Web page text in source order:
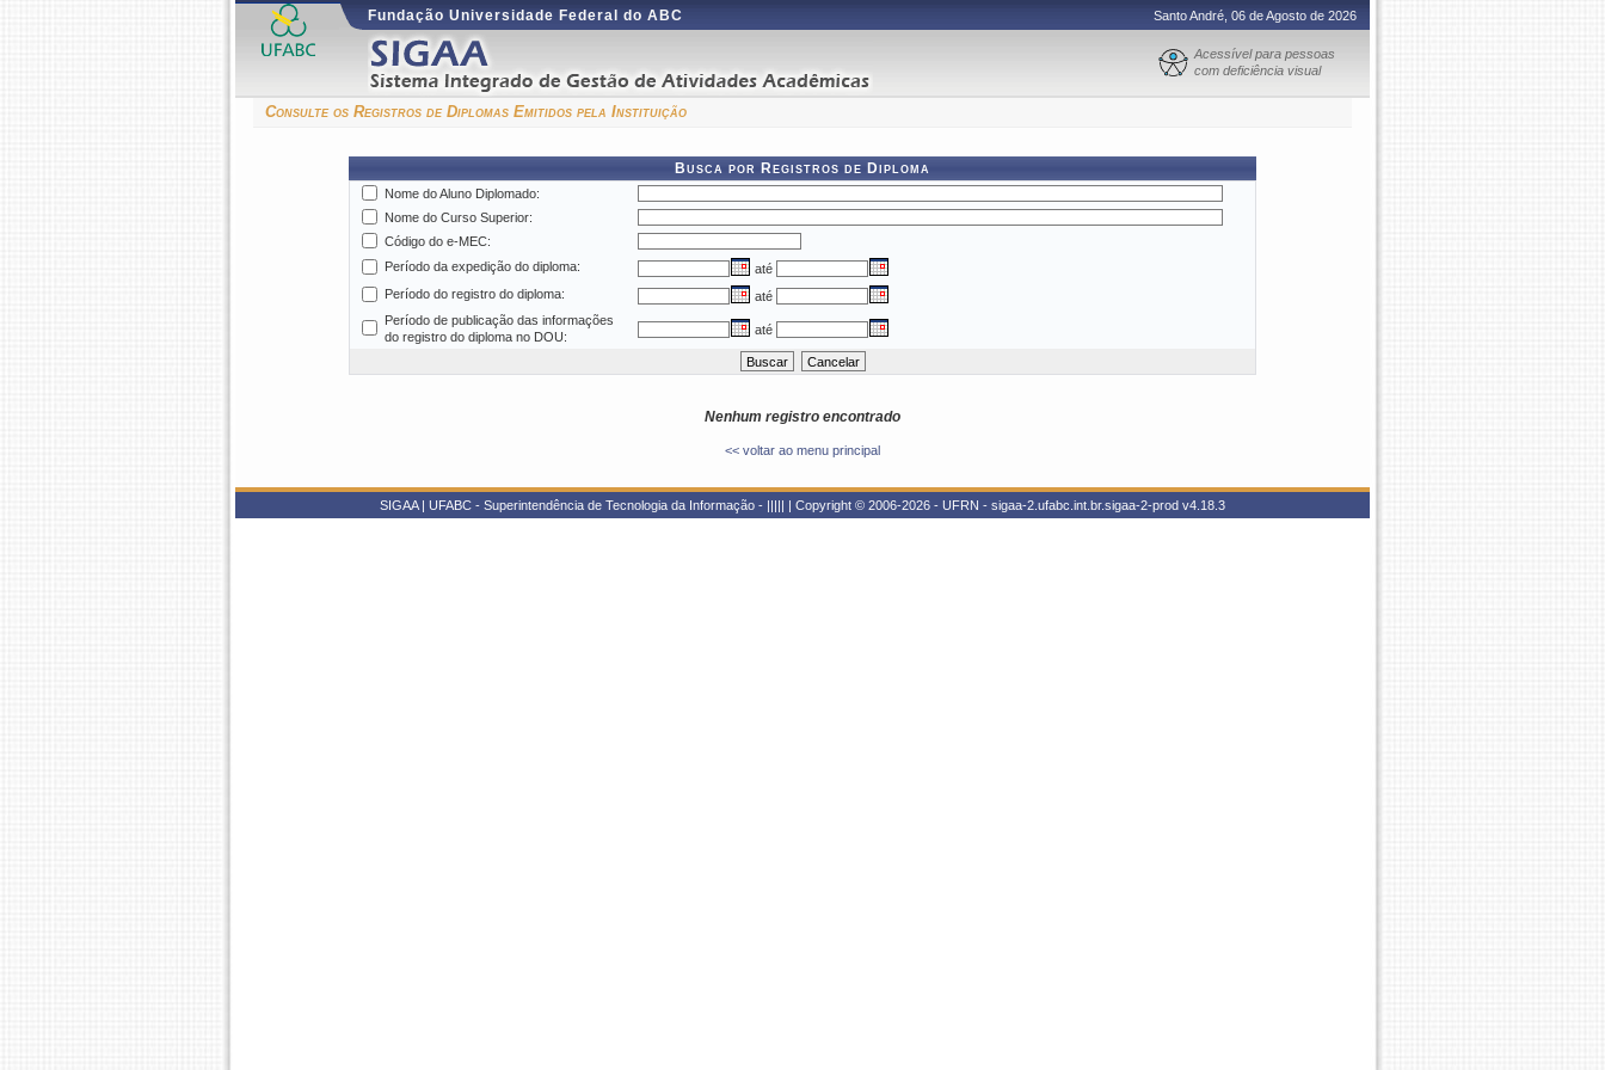
Fundação Universidade Federal do ABC Santo André, 06 de Agosto de 2026
Acessível para pessoas
com deficiência visual
Consulte os Registros de Diplomas Emitidos pela Instituição
Busca por Registros de Diploma
Nome do Aluno Diplomado:
Nome do Curso Superior:
Código do e-MEC:
Período da expedição do diploma:
até
Período do registro do diploma:
até
Período de publicação das informações
do registro do diploma no DOU:
até
Nenhum registro encontrado
<< voltar ao menu principal
SIGAA | UFABC - Superintendência de Tecnologia da Informação - ||||| | Copyright © 2006-2026 - UFRN - sigaa-2.ufabc.int.br.sigaa-2-prod v4.18.3